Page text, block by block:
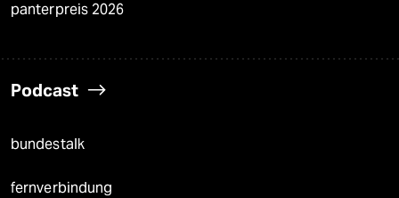
panterpreis 2026
Podcast
bundestalk
fernverbindung